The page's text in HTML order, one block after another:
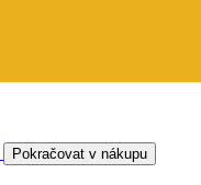
Pokračovat v nákupu